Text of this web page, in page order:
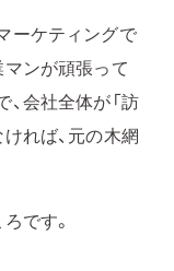
ーケティングで
ンが頑張って
会社全体が「訪
れば、元の木網
です。